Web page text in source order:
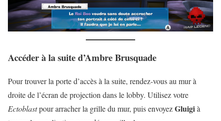
Accéder à la suite d’Ambre Brusquade
Pour trouver la porte d’accès à la suite, rendez-vous au mur à
droite de l’écran de projection dans le lobby. Utilisez votre
Ectoblastpour arracher la grille du mur, puis envoyezGluigià